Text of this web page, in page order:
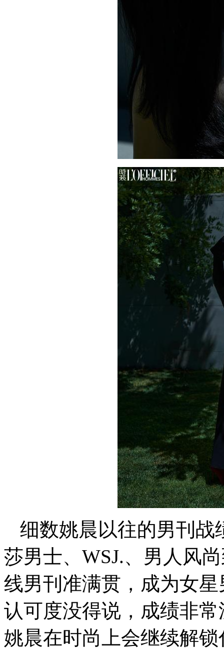
细数姚晨以往的男刊战
莎男士、WSJ.、男人风
线男刊准满贯，成为女
认可度没得说，成绩非
姚晨在时尚上会继续解